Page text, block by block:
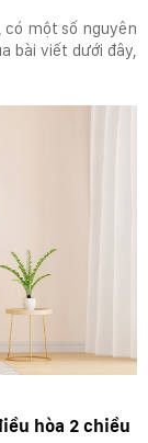
một số nguyên
bài viết dưới đây,
hòa 2 chiều